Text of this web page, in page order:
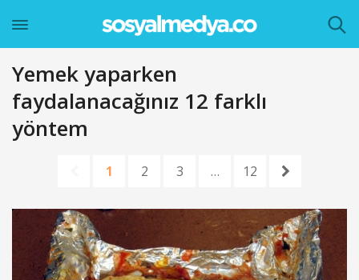
Yemek yaparken
faydalanacağınız 12 farklı
yöntem
1 2 3 … 12